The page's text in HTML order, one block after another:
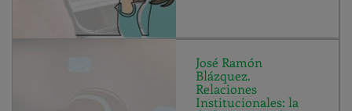
José Ramón
Blázquez.
Relaciones
Institucionales: la